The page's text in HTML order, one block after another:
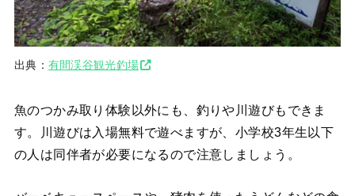
出典： 有間渓谷観光釣場
魚のつかみ取り体験以外にも、釣りや川遊びもできま
す。川遊びは入場無料で遊べますが、小学校3年生以下
の人は同伴者が必要になるので注意しましょう。